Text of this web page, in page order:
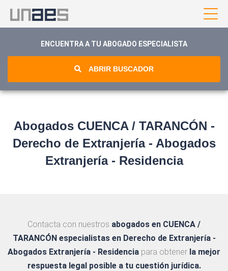
ENCUENTRA A TU ABOGADO ESPECIALISTA
ABRIR BUSCADOR
Abogados CUENCA / TARANCÓN -
Derecho de Extranjería - Abogados
Extranjería - Residencia
Contacta con nuestros abogados en CUENCA /
TARANCÓN especialistas en Derecho de Extranjería -
Abogados Extranjería - Residencia para obtener la mejor
respuesta legal posible a tu cuestión jurídica.